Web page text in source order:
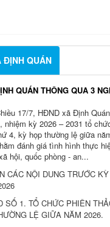
ĐỊNH QUÁN
QUÁN THÔNG QUA 3
17/7, HĐND xã Định
nhiệm kỳ 2026 – 2031 tổ
4, kỳ họp thường lệ giữa
đánh giá tình hình thực
hội, quốc phòng - an...
CÁC NỘI DUNG TRƯỚC
SỐ 1. TỔ CHỨC PHIÊN
LỆ GIỮA NĂM 2026.